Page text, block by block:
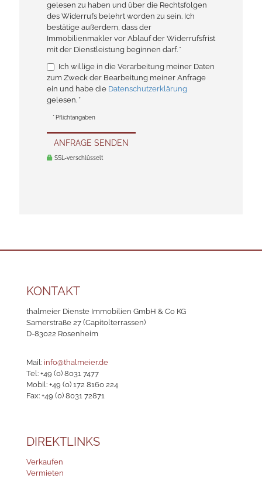
gelesen zu haben und über die Rechtsfolgen
des Widerrufs belehrt worden zu sein. Ich
bestätige außerdem, dass der
Immobilienmakler vor Ablauf der Widerrufsfrist
mit der Dienstleistung beginnen darf. *
Ich willige in die Verarbeitung meiner Daten
zum Zweck der Bearbeitung meiner Anfrage
ein und habe die Datenschutzerklärung
gelesen. *
* Pflichtangaben
ANFRAGE SENDEN
SSL-verschlüsselt
KONTAKT
thalmeier Dienste Immobilien GmbH & Co KG
Samerstraße 27 (Capitolterrassen)
D-83022 Rosenheim
Mail: info@thalmeier.de
Tel: +49 (0) 8031 7477
Mobil: +49 (0) 172 8160 224
Fax: +49 (0) 8031 72871
DIREKTLINKS
Verkaufen
Vermieten